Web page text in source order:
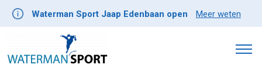
Waterman Sport Jaap Edenbaan open Meer weten